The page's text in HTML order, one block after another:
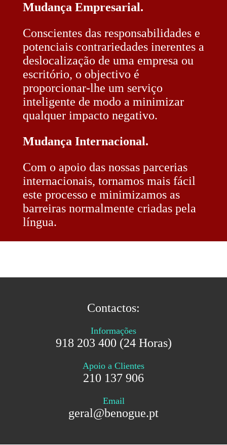
Mudança Empresarial.
Conscientes das responsabilidades e
potenciais contrariedades inerentes a
deslocalização de uma empresa ou
escritório, o objectivo é
proporcionar-lhe um serviço
inteligente de modo a minimizar
qualquer impacto negativo.
Mudança Internacional.
Com o apoio das nossas parcerias
internacionais, tornamos mais fácil
este processo e minimizamos as
barreiras normalmente criadas pela
língua.
Contactos:
Informações
918 203 400 (24 Horas)
Apoio a Clientes
210 137 906
Email
geral@benogue.pt